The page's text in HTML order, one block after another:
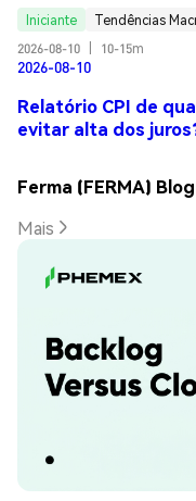
Iniciante
Tendências
2026-08-10
10-15m
2026-08-10
Relatório CPI de
evitar alta dos
Ferma (FERMA) Blog
Mais